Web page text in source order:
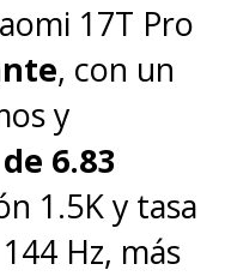
en uno
finos y
mientras
5525 mAh
66W e
casi el
17T Pro
, con un
y
6.83
1.5K y tasa
Hz, más